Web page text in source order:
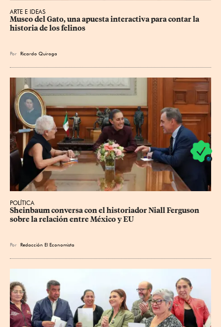
ARTE E IDEAS
Museo del Gato, una apuesta interactiva para contar la
historia de los felinos
Por Ricardo Quiroga
POLÍTICA
Sheinbaum conversa con el historiador Niall Ferguson
sobre la relación entre México y EU
Por Redacción El Economista